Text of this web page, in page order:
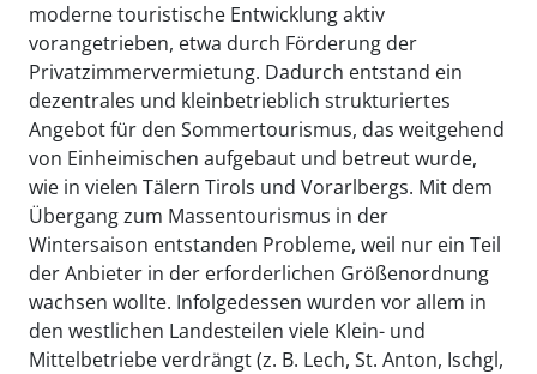
moderne touristische Entwicklung aktiv
vorangetrieben, etwa durch Förderung der
Privatzimmervermietung. Dadurch entstand ein
dezentrales und kleinbetrieblich strukturiertes
Angebot für den Sommertourismus, das weitgehend
von Einheimischen aufgebaut und betreut wurde,
wie in vielen Tälern Tirols und Vorarlbergs. Mit dem
Übergang zum Massentourismus in der
Wintersaison entstanden Probleme, weil nur ein Teil
der Anbieter in der erforderlichen Größenordnung
wachsen wollte. Infolgedessen wurden vor allem in
den westlichen Landesteilen viele Klein- und
Mittelbetriebe verdrängt (z. B. Lech, St. Anton, Ischgl,